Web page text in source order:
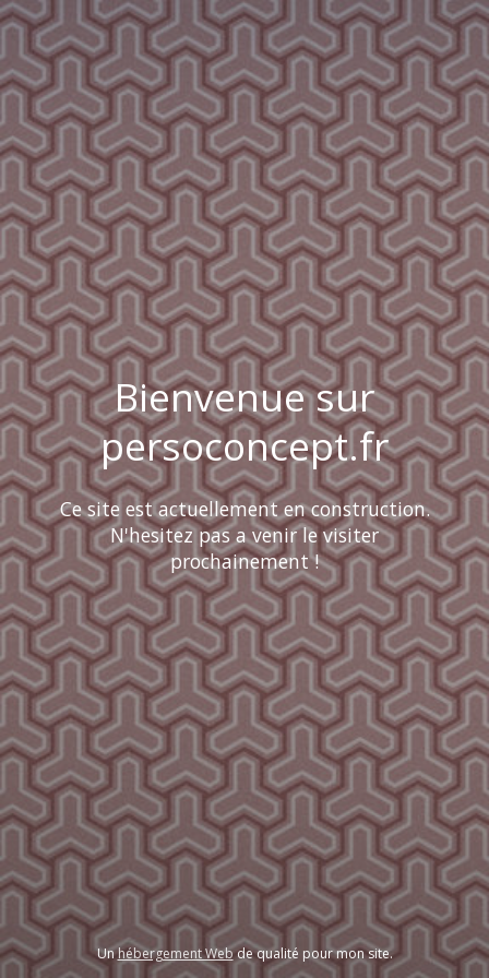
Bienvenue sur
persoconcept.fr
Ce site est actuellement en construction.
N'hesitez pas a venir le visiter
prochainement !
Unhébergement Webde qualité pour mon site.